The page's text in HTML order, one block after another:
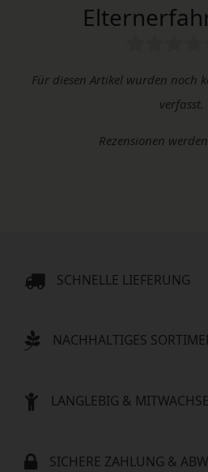
Für diesen Artikel wurden noch
verfasst.
Rezensionen
SCHNELLE LIEFERUNG
NACHHALTIGES
LANGLEBIG &
SICHERE ZAHLUNG &